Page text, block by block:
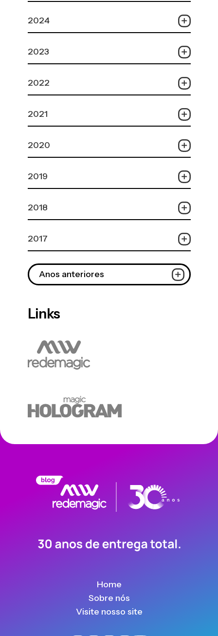
2024
2023
2022
2021
2020
2019
2018
2017
Anos anteriores
Links
Home
Sobre nós
Visite nosso site